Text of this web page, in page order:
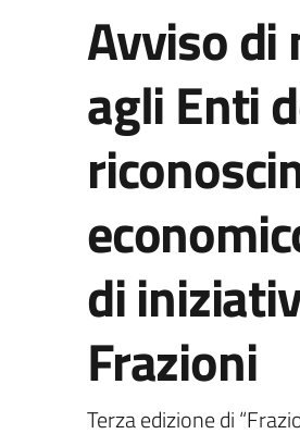
Avviso
agli Enti
di
Frazioni
Terza edizione di